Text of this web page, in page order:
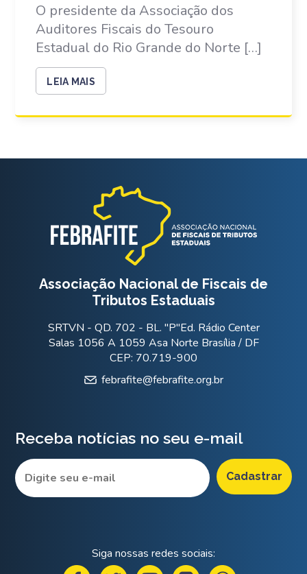
O presidente da Associação dos
Auditores Fiscais do Tesouro
Estadual do Rio Grande do Norte […]
LEIA MAIS
Associação Nacional de Fiscais de
Tributos Estaduais
SRTVN - QD. 702 - BL. "P"Ed. Rádio Center
Salas 1056 A 1059 Asa Norte Brasília / DF
CEP: 70.719-900
febrafite@febrafite.org.br
Receba notícias no seu e-mail
Siga nossas redes sociais: